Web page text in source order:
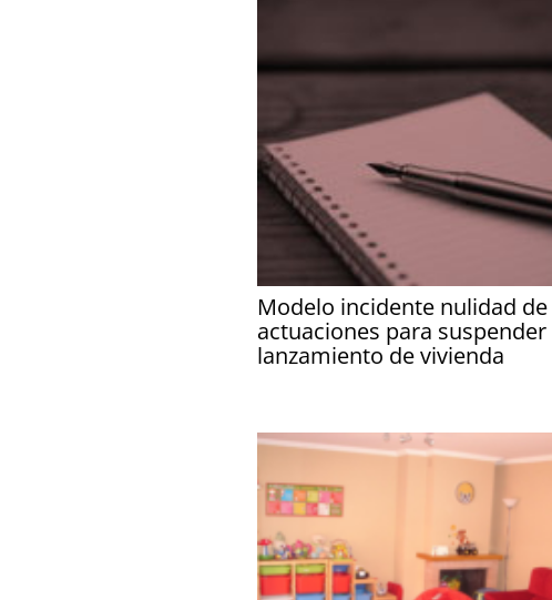
Modelo incidente nulidad de
actuaciones para suspender
lanzamiento de vivienda